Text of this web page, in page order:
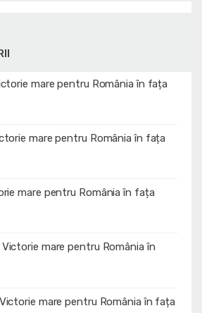
mare pentru România în fața
mare pentru România în fața
mare pentru România în fața
Victorie mare pentru România în
Victorie mare pentru România în fața